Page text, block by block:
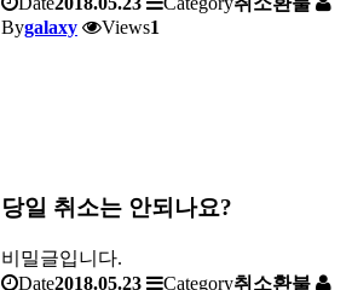
Bygalaxy Views1
당일 취소는 안되나요?
비밀글입니다.
Date2018.05.23 Category취소환불